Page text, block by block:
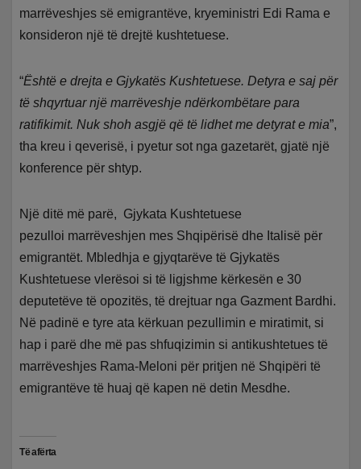
marrëveshjes së emigrantëve, kryeministri Edi Rama e
konsideron një të drejtë kushtetuese.
“Është e drejta e Gjykatës Kushtetuese. Detyra e saj për
të shqyrtuar një marrëveshje ndërkombëtare para
ratifikimit. Nuk shoh asgjë që të lidhet me detyrat e mia”,
tha kreu i qeverisë, i pyetur sot nga gazetarët, gjatë një
konference për shtyp.
Një ditë më parë, Gjykata Kushtetuese
pezulloi marrëveshjen mes Shqipërisë dhe Italisë për
emigrantët. Mbledhja e gjyqtarëve të Gjykatës
Kushtetuese vlerësoi si të ligjshme kërkesën e 30
deputetëve të opozitës, të drejtuar nga Gazment Bardhi.
Në padinë e tyre ata kërkuan pezullimin e miratimit, si
hap i parë dhe më pas shfuqizimin si antikushtetues të
marrëveshjes Rama-Meloni për pritjen në Shqipëri të
emigrantëve të huaj që kapen në detin Mesdhe.
Të afërta